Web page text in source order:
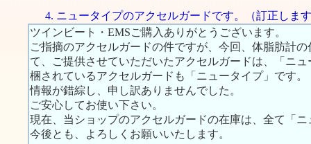
4. ニュータイプのアクセルガードです。（訂正しま
ツインビート・EMSご購入ありがとうございます。
ご指摘のアクセルガードの件ですが、今回、体脂肪計
て、ご提供させていただいたアクセルガードは、「ニ
梱されているアクセルガードも「ニュータイプ」です。
情報が錯綜し、申し訳ありませんでした。
ご安心してお使い下さい。
現在、当ショップのアクセルガードの在庫は、全て「
今後とも、よろしくお願いいたします。